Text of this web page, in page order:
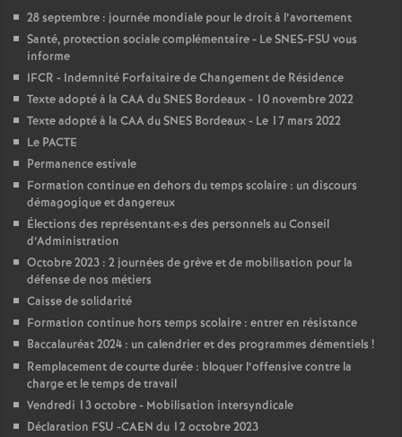
a
n
s
o
u
s
28 septembre : journée mondiale pour le droit à l’avortement
Santé, protection sociale complémentaire - Le SNES-FSU vous
informe
IFCR - Indemnité Forfaitaire de Changement de Résidence
Texte adopté à la CAA du SNES Bordeaux - 10 novembre 2022
Texte adopté à la CAA du SNES Bordeaux - Le 17 mars 2022
Le PACTE
Permanence estivale
Formation continue en dehors du temps scolaire : un discours
démagogique et dangereux
Élections des représentant·e·s des personnels au Conseil
d’Administration
Octobre 2023 : 2 journées de grève et de mobilisation pour la
défense de nos métiers
Caisse de solidarité
Formation continue hors temps scolaire : entrer en résistance
Baccalauréat 2024 : un calendrier et des programmes démentiels !
Remplacement de courte durée : bloquer l’offensive contre la
charge et le temps de travail
Vendredi 13 octobre - Mobilisation intersyndicale
Déclaration FSU -CAEN du 12 octobre 2023